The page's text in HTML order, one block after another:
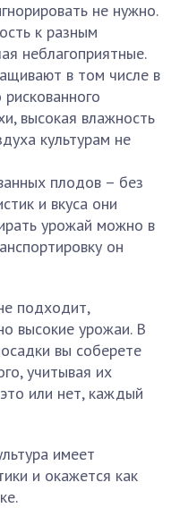
не нужно.
к разным
неблагоприятные.
в том числе в
высокая влажность
культурам не
плодов – без
и вкуса они
урожай можно в
он
подходит,
высокие урожаи. В
вы соберете
учитывая их
или нет, каждый
имеет
и окажется как